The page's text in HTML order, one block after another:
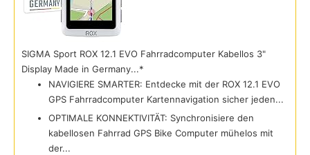
SIGMA Sport ROX 12.1 EVO Fahrradcomputer Kabellos 3"
Display Made in Germany...*
NAVIGIERE SMARTER: Entdecke mit der ROX 12.1 EVO
GPS Fahrradcomputer Kartennavigation sicher jeden...
OPTIMALE KONNEKTIVITÄT: Synchronisiere den
kabellosen Fahrrad GPS Bike Computer mühelos mit
der...